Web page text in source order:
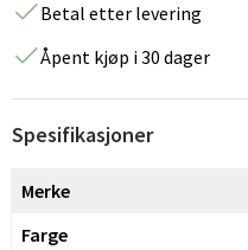
Betal etter levering
Åpent kjøp i 30 dager
Spesifikasjoner
Merke
Farge